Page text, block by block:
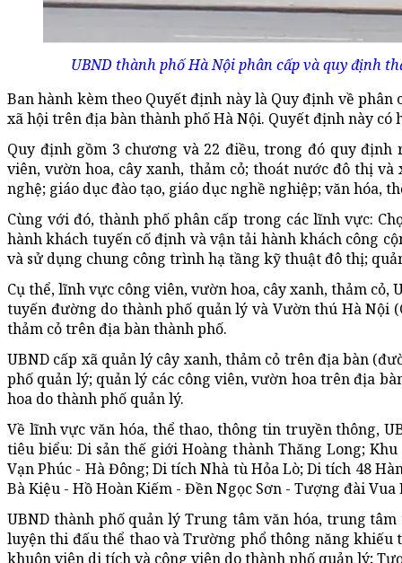
UBND thành phố Hà Nội phân cấp và quy định
Ban hành kèm theo Quyết định này là Quy định về
xã hội trên địa bàn thành phố Hà Nội. Quyết định này
Quy định gồm 3 chương và 22 điều, trong đó quy định
viên, vườn hoa, cây xanh, thảm cỏ; thoát nước đô thị
nghệ; giáo dục đào tạo, giáo dục nghề nghiệp; văn hóa,
Cùng với đó, thành phố phân cấp trong các lĩnh vực:
hành khách tuyến cố định và vận tải hành khách công
và sử dụng chung công trình hạ tầng kỹ thuật đô thị;
Cụ thể, lĩnh vực công viên, vườn hoa, cây xanh, thảm
tuyến đường do thành phố quản lý và Vườn thú Hà Nội
thảm cỏ trên địa bàn thành phố.
UBND cấp xã quản lý cây xanh, thảm cỏ trên địa bàn
phố quản lý; quản lý các công viên, vườn hoa trên địa
hoa do thành phố quản lý.
Về lĩnh vực văn hóa, thể thao, thông tin truyền thông,
tiêu biểu: Di sản thế giới Hoàng thành Thăng Long;
Vạn Phúc - Hà Đông; Di tích Nhà tù Hỏa Lò; Di tích 48
Bà Kiệu - Hồ Hoàn Kiếm - Đền Ngọc Sơn - Tượng đài
UBND thành phố quản lý Trung tâm văn hóa, trung
luyện thi đấu thể thao và Trường phổ thông năng
khuôn viên di tích và công viên do thành phố quản lý;